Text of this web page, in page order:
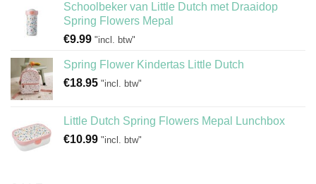
Schoolbeker van Little Dutch met Draaidop
Spring Flowers Mepal
€9.99 "incl. btw"
Spring Flower Kindertas Little Dutch
€18.95 "incl. btw"
Little Dutch Spring Flowers Mepal Lunchbox
€10.99 "incl. btw"